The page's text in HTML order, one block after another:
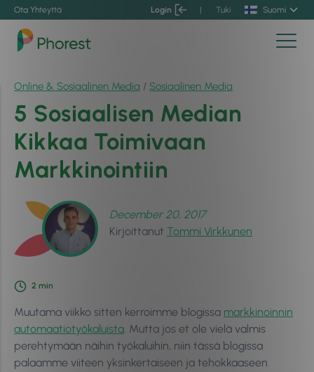
Ota Yhteyttä Login | Tuki Suomi
Online & Sosiaalinen Media / Sosiaalinen Media
5 Sosiaalisen Median
Kikkaa Toimivaan
Markkinointiin
December 20, 2017
Kirjoittanut Tommi Virkkunen
2 min
Muutama viikko sitten kerroimme blogissa markkinoinnin
automaatiotyökaluista. Mutta jos et ole vielä valmis
perehtymään näihin työkaluihin, niin tässä blogissa
palaamme viiteen yksinkertaiseen ja tehokkaaseen